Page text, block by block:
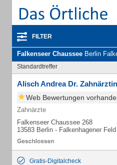
FILTER
Falkenseer Chaussee Berlin Falkenhagener Feld - Unternehmen und
Standardtreffer
Alisch Andrea Dr. Zahnärztin
Web Bewertungen
Zahnärzte
Falkenseer Chaussee 268
13583 Berlin - Falkenhagener Feld
Gratis-Digitalcheck